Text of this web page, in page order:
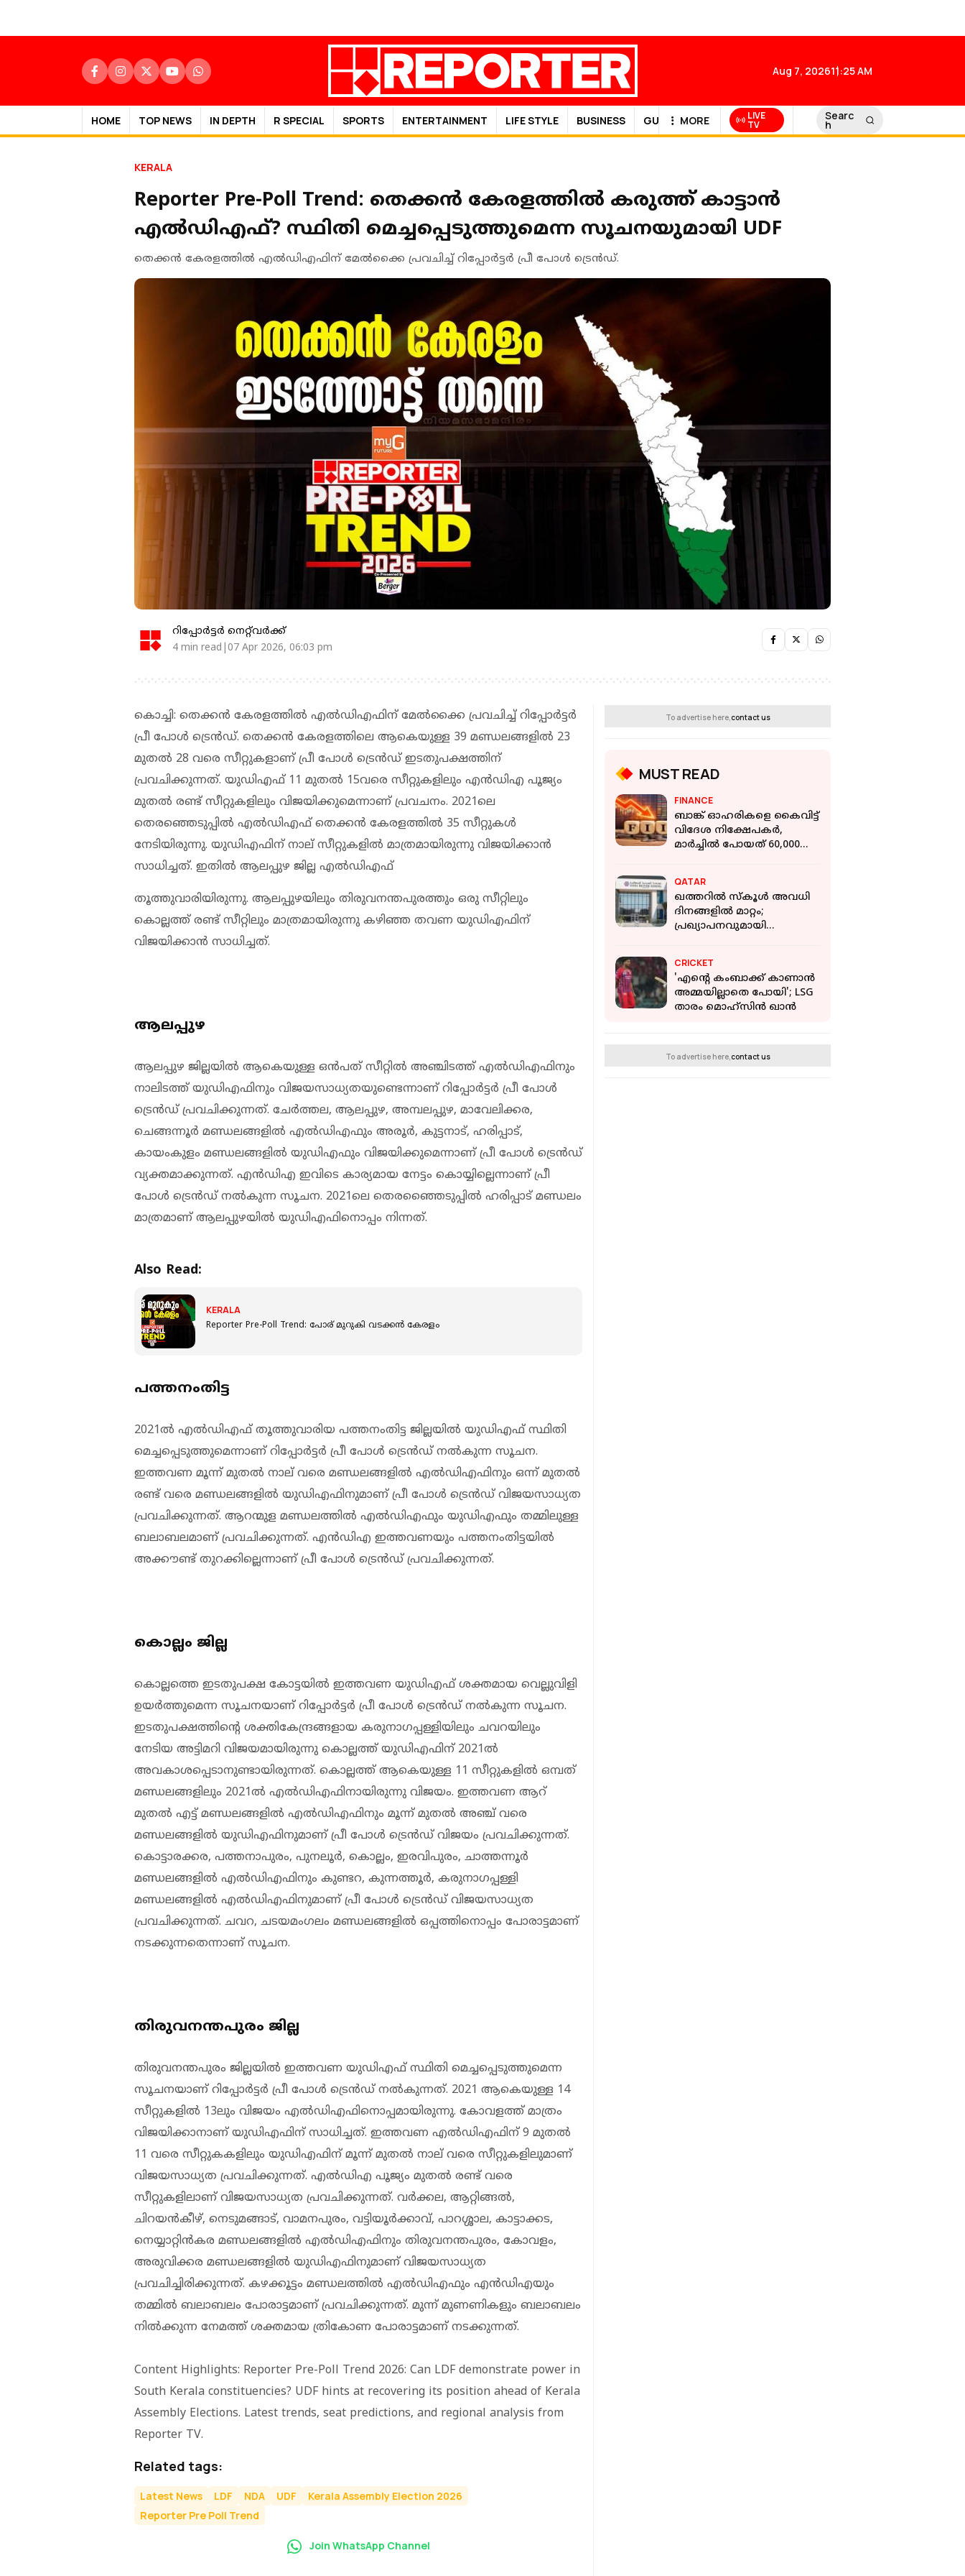
Aug 7, 202611:25 AM
HOME TOP NEWS IN DEPTH R SPECIAL SPORTS ENTERTAINMENT LIFE STYLE BUSINESS GULF NEWS
MORE LIVE
TV
Searc
h
KERALA
Reporter Pre-Poll Trend: തെക്കൻ കേരളത്തിൽ കരുത്ത് കാട്ടാൻ
എൽഡിഎഫ്? സ്ഥിതി മെച്ചപ്പെടുത്തുമെന്ന സൂചനയുമായി UDF
തെക്കൻ കേരളത്തിൽ എൽഡിഎഫിന് മേൽക്കൈ പ്രവചിച്ച് റിപ്പോർട്ട‍ർ പ്രീ പോൾ ട്രെൻഡ്.
റിപ്പോർട്ടർ നെറ്റ്‌വര്‍ക്ക്‌
4 min read|07 Apr 2026, 06:03 pm
കൊച്ചി: തെക്കൻ കേരളത്തിൽ എൽഡിഎഫിന് മേൽക്കൈ പ്രവചിച്ച് റിപ്പോർട്ട‍ർ
പ്രീ പോൾ ട്രെൻഡ്. തെക്കൻ കേരളത്തിലെ ആകെയുള്ള 39 മണ്ഡലങ്ങളിൽ 23
മുതൽ 28 വരെ സീറ്റുകളാണ് പ്രീ പോൾ ട്രെൻഡ് ഇടതുപക്ഷത്തിന്
പ്രവചിക്കുന്നത്. യുഡിഎഫ് 11 മുതൽ 15വരെ സീറ്റുകളിലും എൻഡിഎ പൂജ്യം
മുതൽ രണ്ട് സീറ്റുകളിലും വിജയിക്കുമെന്നാണ് പ്രവചനം. 2021ലെ
തെരഞ്ഞെടുപ്പിൽ എൽഡിഎഫ് തെക്കൻ കേരളത്തിൽ 35 സീറ്റുകൾ
നേടിയിരുന്നു. യുഡിഎഫിന് നാല് സീറ്റുകളിൽ മാത്രമായിരുന്നു വിജയിക്കാൻ
സാധിച്ചത്. ഇതിൽ ആലപ്പുഴ ജില്ല എല്‍ഡിഎഫ്
തൂത്തുവാരിയിരുന്നു. ആലപ്പുഴയിലും തിരുവനന്തപുരത്തും ഒരു സീറ്റിലും
കൊല്ലത്ത് രണ്ട് സീറ്റിലും മാത്രമായിരുന്നു കഴിഞ്ഞ തവണ യുഡിഎഫിന്
വിജയിക്കാൻ സാധിച്ചത്.
ആലപ്പുഴ
ആലപ്പുഴ ജില്ലയിൽ ആകെയുള്ള ഒൻപത് സീറ്റിൽ അഞ്ചിടത്ത് എൽഡിഎഫിനും
നാലിടത്ത് യുഡിഎഫിനും വിജയസാധ്യതയുണ്ടെന്നാണ് റിപ്പോർട്ടർ പ്രീ പോൾ
ട്രെൻഡ് പ്രവചിക്കുന്നത്. ചേർത്തല, ആലപ്പുഴ, അമ്പലപ്പുഴ, മാവേലിക്കര,
ചെങ്ങന്നൂർ മണ്ഡലങ്ങളിൽ എൽഡിഎഫും അരൂർ, കുട്ടനാട്, ഹരിപ്പാട്,
കായംകുളം മണ്ഡലങ്ങളിൽ യുഡിഎഫും വിജയിക്കുമെന്നാണ് പ്രീ പോൾ ട്രെൻഡ്
വ്യക്തമാക്കുന്നത്. എൻഡിഎ ഇവിടെ കാര്യമായ നേട്ടം കൊയ്യില്ലെന്നാണ് പ്രീ
പോൾ ട്രെൻഡ് നൽകുന്ന സൂചന. 2021ലെ തെരഞ്ഞെെടുപ്പിൽ ഹരിപ്പാട് മണ്ഡലം
മാത്രമാണ് ആലപ്പുഴയിൽ യുഡിഎഫിനൊപ്പം നിന്നത്.
Also Read:
KERALA
Reporter Pre-Poll Trend: പോര് മുറുകി വടക്കൻ കേരളം
പത്തനംതിട്ട
2021ൽ എൽഡിഎഫ് തൂത്തുവാരിയ പത്തനംതിട്ട ജില്ലയിൽ യുഡിഎഫ് സ്ഥിതി
മെച്ചപ്പെടുത്തുമെന്നാണ് റിപ്പോർട്ടർ പ്രീ പോൾ ട്രെൻഡ് നൽകുന്ന സൂചന.
ഇത്തവണ മൂന്ന് മുതൽ നാല് വരെ മണ്ഡലങ്ങളില്‍ എൽഡിഎഫിനും ഒന്ന് മുതൽ
രണ്ട് വരെ മണ്ഡലങ്ങളിൽ യുഡിഎഫിനുമാണ് പ്രീ പോൾ ട്രെൻഡ് വിജയസാധ്യത
പ്രവചിക്കുന്നത്. ആറന്മുള മണ്ഡലത്തിൽ എൽഡിഎഫും യുഡിഎഫും തമ്മിലുള്ള
ബലാബലമാണ് പ്രവചിക്കുന്നത്. എൻഡിഎ ഇത്തവണയും പത്തനംതിട്ടയിൽ
അക്കൗണ്ട് തുറക്കില്ലെന്നാണ് പ്രീ പോൾ ട്രെൻഡ് പ്രവചിക്കുന്നത്.
കൊല്ലം ജില്ല
കൊല്ലത്തെ ഇടതുപക്ഷ കോട്ടയിൽ ഇത്തവണ യുഡിഎഫ് ശക്തമായ വെല്ലുവിളി
ഉയർത്തുമെന്ന സൂചനയാണ് റിപ്പോർട്ടർ പ്രീ പോൾ ട്രെൻഡ് നൽകുന്ന സൂചന.
ഇടതുപക്ഷത്തിൻ്റെ ശക്തികേന്ദ്രങ്ങളായ കരുനാ​ഗപ്പള്ളിയിലും ചവറയിലും
നേടിയ അട്ടിമറി വിജയമായിരുന്നു കൊല്ലത്ത് യുഡിഎഫിന് 2021ൽ
അവകാശപ്പെടാനുണ്ടായിരുന്നത്. കൊല്ലത്ത് ആകെയുള്ള 11 സീറ്റുകളിൽ ഒമ്പത്
മണ്ഡലങ്ങളിലും 2021ൽ എൽഡിഎഫിനായിരുന്നു വിജയം. ഇത്തവണ ആറ്
മുതൽ എട്ട് മണ്ഡലങ്ങളിൽ എൽഡിഎഫിനും മൂന്ന് മുതൽ അഞ്ച് വരെ
മണ്ഡലങ്ങളിൽ യുഡിഎഫിനുമാണ് പ്രീ പോൾ ട്രെൻഡ് വിജയം പ്രവചിക്കുന്നത്.
കൊട്ടാരക്കര, പത്തനാപുരം, പുനലൂർ, കൊല്ലം, ഇരവിപുരം, ചാത്തന്നൂർ
മണ്ഡലങ്ങളിൽ എൽഡിഎഫിനും കുണ്ടറ, കുന്നത്തൂർ, കരുനാ​ഗപ്പള്ളി
മണ്ഡലങ്ങളിൽ എൽഡിഎഫിനുമാണ് പ്രീ പോൾ ട്രെൻഡ് വിജയസാധ്യത
പ്രവചിക്കുന്നത്. ചവറ, ചടയമം​ഗലം മണ്ഡലങ്ങളിൽ ഒപ്പത്തിനൊപ്പം പോരാട്ടമാണ്
നടക്കുന്നതെന്നാണ് സൂചന.
തിരുവനന്തപുരം ജില്ല
തിരുവനന്തപുരം ജില്ലയിൽ ഇത്തവണ യുഡിഎഫ് സ്ഥിതി മെച്ചപ്പെടുത്തുമെന്ന
സൂചനയാണ് റിപ്പോർട്ടർ പ്രീ പോൾ ട്രെൻഡ് നൽകുന്നത്. 2021 ആകെയുള്ള 14
സീറ്റുകളിൽ 13ലും വിജയം എൽഡിഎഫിനൊപ്പമായിരുന്നു. കോവളത്ത് മാത്രം
വിജയിക്കാനാണ് യുഡിഎഫിന് സാധിച്ചത്. ഇത്തവണ എൽഡിഎഫിന് 9 മുതൽ
11 വരെ സീറ്റുകകളിലും യുഡിഎഫിന് മൂന്ന് മുതൽ നാല് വരെ സീറ്റുകളിലുമാണ്
വിജയസാധ്യത പ്രവചിക്കുന്നത്. എൽഡിഎ പൂജ്യം മുതൽ രണ്ട് വരെ
സീറ്റുകളിലാണ് വിജയസാധ്യത പ്രവചിക്കുന്നത്. വർ‍ക്കല, ആറ്റിങ്ങൽ,
ചിറയൻകീഴ്, നെടുമങ്ങാട്, വാമനപുരം, വട്ടിയൂർക്കാവ്, പാറശ്ശാല, കാട്ടാക്കട,
നെയ്യാറ്റിൻകര മണ്ഡലങ്ങളിൽ എൽഡിഎഫിനും തിരുവനന്തപുരം, കോവളം,
അരുവിക്കര മണ്ഡലങ്ങളിൽ യുഡിഎഫിനുമാണ് വിജയസാധ്യത
പ്രവചിച്ചിരിക്കുന്നത്. കഴക്കൂട്ടം മണ്ഡലത്തിൽ എൽഡിഎഫും എൻഡിഎയും
തമ്മിൽ ബലാബലം പോരാട്ടമാണ് പ്രവചിക്കുന്നത്. മുന്ന് മുണണികളും ബലാബലം
നിൽക്കുന്ന നേമത്ത് ശക്തമായ ത്രികോണ പോരാട്ടമാണ് നടക്കുന്നത്.
Content Highlights: Reporter Pre-Poll Trend 2026: Can LDF demonstrate power in
South Kerala constituencies? UDF hints at recovering its position ahead of Kerala
Assembly Elections. Latest trends, seat predictions, and regional analysis from
Reporter TV.
Related tags:
Latest News LDF NDA UDF
Kerala Assembly Election 2026
Reporter Pre Poll Trend
Join WhatsApp Channel
To advertise here, contact us
MUST READ
FINANCE
ബാങ്ക് ഓഹരികളെ കൈവിട്ട്
വിദേശ നിക്ഷേപകർ,
മാർച്ചിൽ പോയത് 60,000
QATAR
ഖത്തറിൽ സ്കൂൾ അവധി
ദിനങ്ങളിൽ മാറ്റം;
പ്രഖ്യാപനവുമായി
CRICKET
'എന്റെ കംബാക്ക് കാണാൻ
അമ്മയില്ലാതെ പോയി'; LSG
താരം മൊഹ്‌സിന്‍ ഖാന്‍
To advertise here, contact us